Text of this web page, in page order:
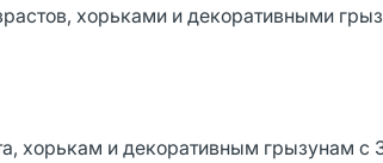
хорьками и декоративными
хорькам и декоративным грызунам